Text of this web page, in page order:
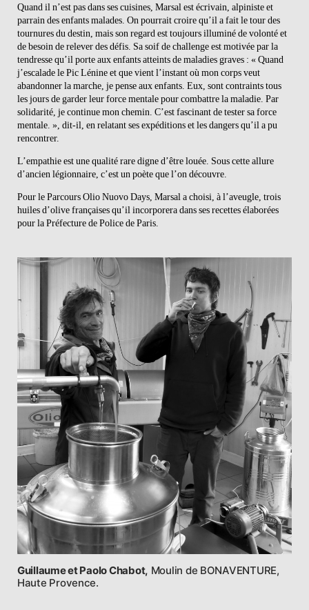
Quand il n’est pas dans ses cuisines, Marsal est écrivain, alpiniste et
parrain des enfants malades. On pourrait croire qu’il a fait le tour des
tournures du destin, mais son regard est toujours illuminé de volonté et
de besoin de relever des défis. Sa soif de challenge est motivée par la
tendresse qu’il porte aux enfants atteints de maladies graves : « Quand
j’escalade le Pic Lénine et que vient l’instant où mon corps veut
abandonner la marche, je pense aux enfants. Eux, sont contraints tous
les jours de garder leur force mentale pour combattre la maladie. Par
solidarité, je continue mon chemin. C’est fascinant de tester sa force
mentale. », dit-il, en relatant ses expéditions et les dangers qu’il a pu
rencontrer.
L’empathie est une qualité rare digne d’être louée. Sous cette allure
d’ancien légionnaire, c’est un poète que l’on découvre.
Pour le Parcours Olio Nuovo Days, Marsal a choisi, à l’aveugle, trois
huiles d’olive françaises qu’il incorporera dans ses recettes élaborées
pour la Préfecture de Police de Paris.
Guillaume et Paolo Chabot, Moulin de BONAVENTURE,
Haute Provence.